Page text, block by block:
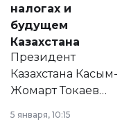
налогах и
будущем
Казахстана
Президент
Казахстана Касым-
Жомарт Токаев
сразу несколько
5 января, 10:15